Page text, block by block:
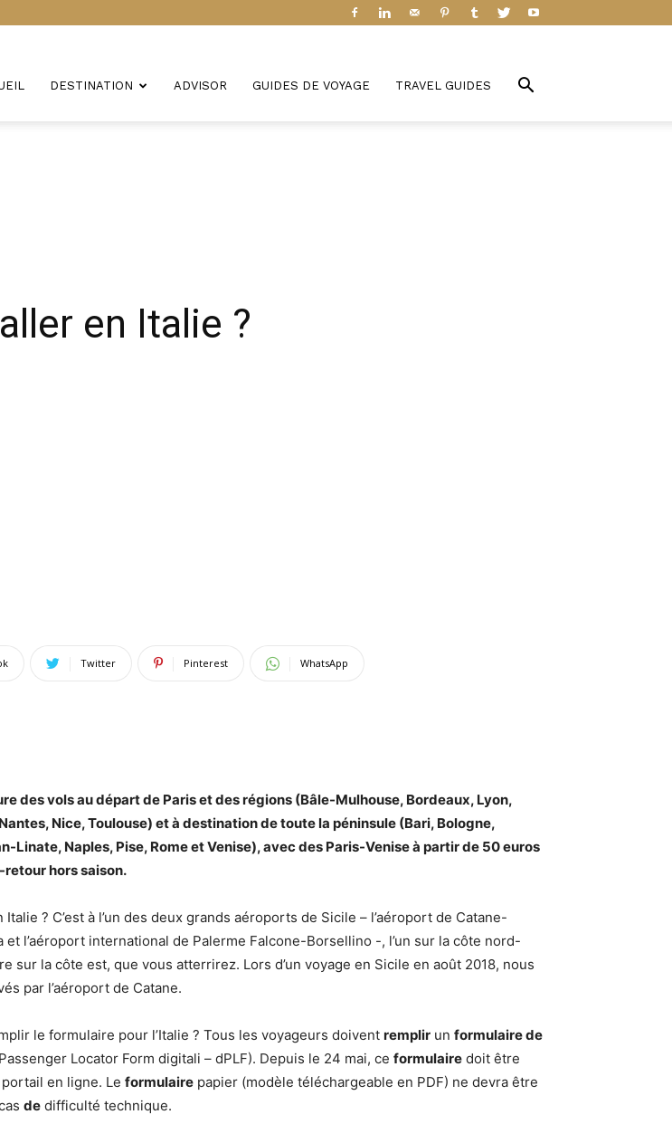
DESTINATION ADVISOR GUIDES DE VOYAGE TRAVEL GUIDES
en Italie ?
Twitter Pinterest WhatsApp
des vols au départ de Paris et des régions (Bâle-Mulhouse, Bordeaux, Lyon,
Nice, Toulouse) et à destination de toute la péninsule (Bari, Bologne,
Linate, Naples, Pise, Rome et Venise), avec des Paris-Venise à partir de 50 euros
-retour hors saison.
Italie ? C’est à l’un des deux grands aéroports de Sicile – l’aéroport de Catane-
et l’aéroport international de Palerme Falcone-Borsellino -, l’un sur la côte nord-
sur la côte est, que vous atterrirez. Lors d’un voyage en Sicile en août 2018, nous
par l’aéroport de Catane.
le formulaire pour l’Italie ? Tous les voyageurs doivent remplir un formulaire de
Locator Form digitali – dPLF). Depuis le 24 mai, ce formulaire doit être
en ligne. Le formulaire papier (modèle téléchargeable en PDF) ne devra être
de difficulté technique.